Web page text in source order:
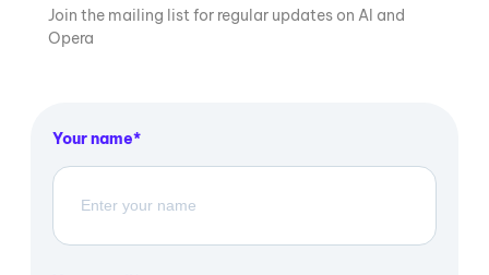
Join the mailing list for regular updates on AI and
Opera
Your name